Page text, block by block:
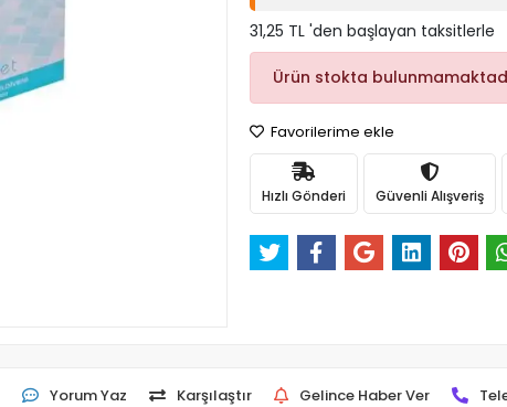
31,25 TL 'den başlayan taksitlerle
Ürün stokta
Favorilerime ekle
Hızlı Gönderi Güvenli Alışveriş
Yorum Yaz Karşılaştır Gelince Haber Ver